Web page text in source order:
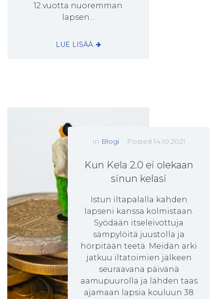
12 vuotta nuoremman
lapsen...
LUE LISÄÄ
In Blogi Posted 14.10.2021
Kun Kela 2.0 ei olekaan
sinun kelasi
Istun iltapalalla kahden
lapseni kanssa kolmistaan.
Syödään itseleivottuja
sämpylöitä juustolla ja
hörpitään teetä. Meidän arki
jatkuu iltatoimien jälkeen
seuraavana päivänä
aamupuurolla ja lähden taas
ajamaan lapsia kouluun 38